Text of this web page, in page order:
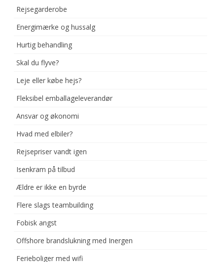
Rejsegarderobe
Energimærke og hussalg
Hurtig behandling
Skal du flyve?
Leje eller købe hejs?
Fleksibel emballageleverandør
Ansvar og økonomi
Hvad med elbiler?
Rejsepriser vandt igen
Isenkram på tilbud
Ældre er ikke en byrde
Flere slags teambuilding
Fobisk angst
Offshore brandslukning med Inergen
Ferieboliger med wifi